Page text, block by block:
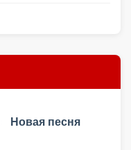
Новая песня